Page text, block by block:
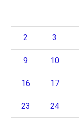
2 3
9 10
16 17
23 24